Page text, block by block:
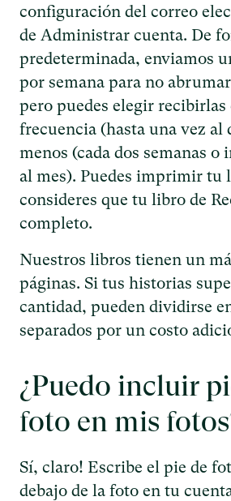
configuración del correo
de Administrar cuenta. De
predeterminada, enviamos
por semana para no
pero puedes elegir recibirlas
frecuencia (hasta una vez al
menos (cada dos semanas o
al mes). Puedes imprimir tu
consideres que tu libro de
completo.
Nuestros libros tienen un
páginas. Si tus historias
cantidad, pueden dividirse
separados por un costo
¿Puedo incluir
foto en mis
Sí, claro! Escribe el pie de
debajo de la foto en tu